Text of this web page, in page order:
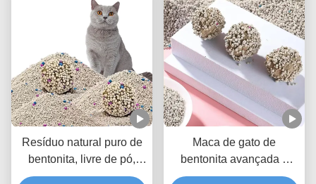
Resíduo natural puro de
bentonita, livre de pó,
para gatos, com
Maca de gato de
bentonita avançada e
ecológica, livre de poeira,